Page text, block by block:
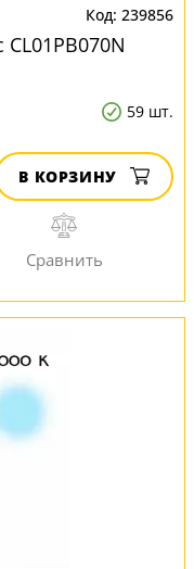
239856
59 шт.
В КОРЗИНУ